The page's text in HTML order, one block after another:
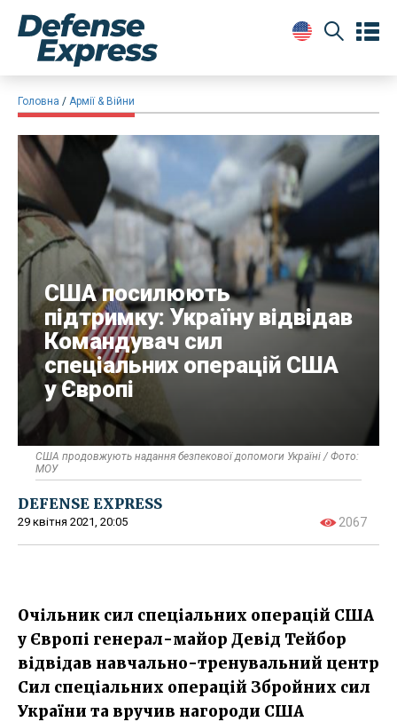
Головна Армії & Війни
​США посилюють
підтримку: Україну відвідав
Командувач сил
спеціальних операцій США
у Європі
США продовжують надання безпекової допомоги Україні / Фото:
МОУ
DEFENSE EXPRESS
29 квітня 2021, 20:05 2067
Очільник сил спеціальних операцій США
у Європі генерал-майор Девід Тейбор
відвідав навчально-тренувальний центр
Сил спеціальних операцій Збройних сил
України та вручив нагороди США